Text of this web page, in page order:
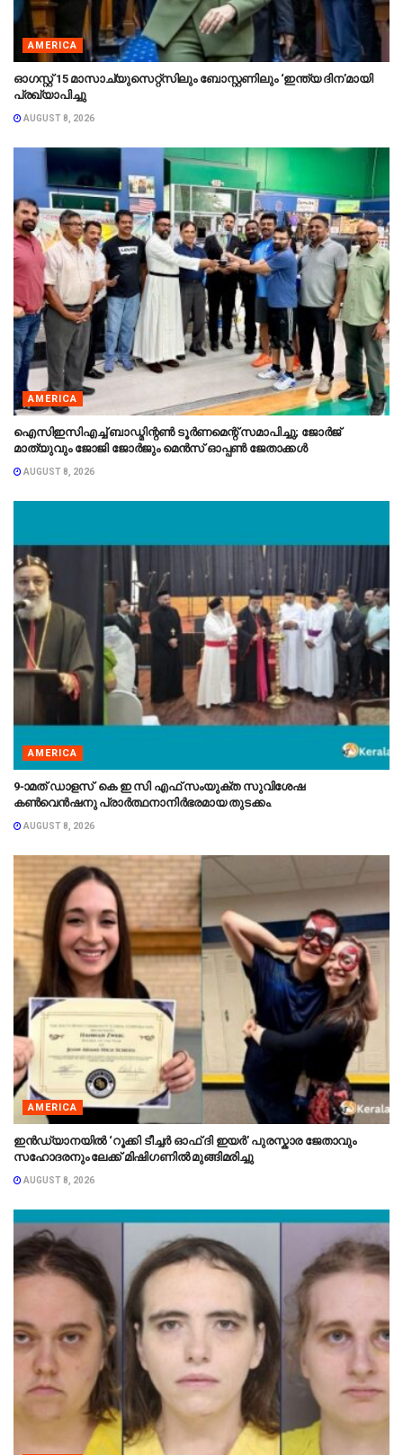
AMERICA
ഓഗസ്റ്റ് 15 മാസാച്യുസെറ്റ്‌സിലും ബോസ്റ്റണിലും ‘ഇന്ത്യ ദിന’മായി
പ്രഖ്യാപിച്ചു
AUGUST 8, 2026
AMERICA
ഐസിഇസിഎച്ച് ബാഡ്മിന്റൺ ടൂർണമെന്റ് സമാപിച്ചു; ജോർജ്
മാത്യുവും ജോജി ജോർജും മെൻസ് ഓപ്പൺ ജേതാക്കൾ
AUGUST 8, 2026
AMERICA
9-ാമത് ഡാളസ് കെ ഇ സി എഫ് സംയുക്ത സുവിശേഷ
കൺവെൻഷനു പ്രാർത്ഥനാനിർഭരമായ തുടക്കം.
AUGUST 8, 2026
AMERICA
ഇൻഡ്യാനയിൽ ‘റൂക്കി ടീച്ചർ ഓഫ് ദി ഇയർ’ പുരസ്കാര ജേതാവും
സഹോദരനും ലേക്ക് മിഷിഗണിൽ മുങ്ങിമരിച്ചു
AUGUST 8, 2026